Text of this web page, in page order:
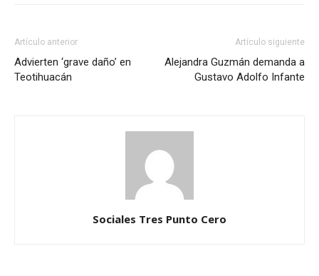
Artículo anterior
Advierten ‘grave daño’ en
Teotihuacán
Artículo siguiente
Alejandra Guzmán demanda a
Gustavo Adolfo Infante
Sociales Tres Punto Cero